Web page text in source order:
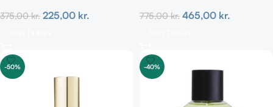
375,00kr. 225,00 kr. 775,00kr. 465,00 kr.
-50% -40%